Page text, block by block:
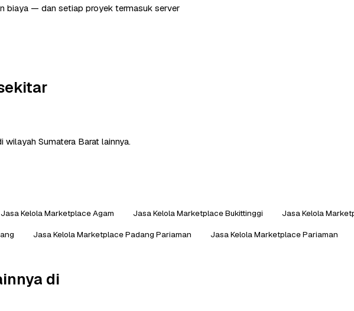
biaya — dan setiap proyek termasuk server
wilayah Sumatera Barat lainnya.
Jasa Kelola Marketplace Agam Jasa Kelola Marketplace Bukittinggi Jasa Kelola
Jasa Kelola Marketplace Padang Pariaman Jasa Kelola Marketplace Pariaman
di